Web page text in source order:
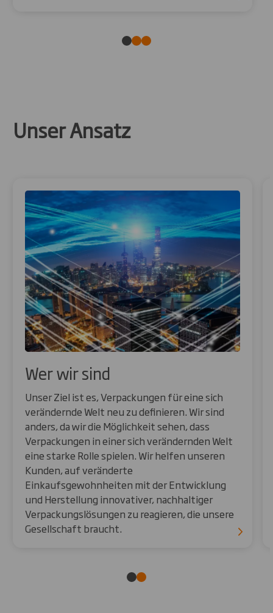
Unser Ansatz
Wer wir sind
Unser Ziel ist es, Verpackungen für eine sich
verändernde Welt neu zu definieren. Wir sind
anders, da wir die Möglichkeit sehen, dass
Verpackungen in einer sich verändernden Welt
eine starke Rolle spielen. Wir helfen unseren
Kunden, auf veränderte
Einkaufsgewohnheiten mit der Entwicklung
und Herstellung innovativer, nachhaltiger
Verpackungslösungen zu reagieren, die unsere
Gesellschaft braucht.